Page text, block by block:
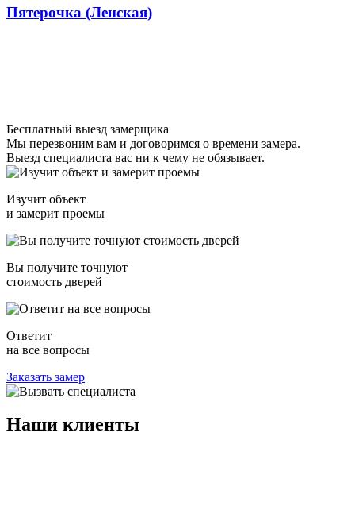
Пятерочка (Ленская)
Бесплатный выезд замерщика
Мы перезвоним вам и договоримся о времени замера.
Выезд специалиста вас ни к чему не обязывает.
Изучит объект
и замерит проемы
Вы получите точнуют
стоимость дверей
Ответит
на все вопросы
Заказать замер
Наши клиенты